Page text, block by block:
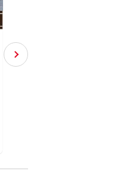
Ｘ ナビ テレビ ＣＤ ＤＶ
Ｄ再生 ドラレコ 電格ウィン
カーミラー アルミ キーレ
支払総額